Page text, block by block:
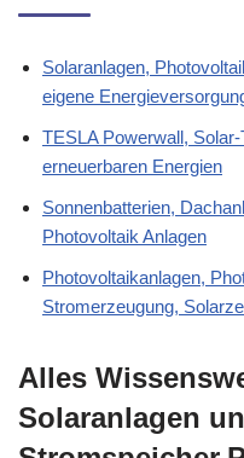
Solaranlagen,
eigene
TESLA Powerwall,
erneuerbaren Energien
Sonnenbatterien,
Photovoltaik Anlagen
Photovoltaikanlagen,
Stromerzeugung,
Alles
Solaranlagen